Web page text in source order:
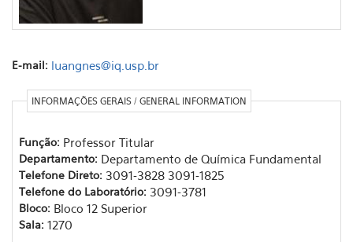
E-mail: luangnes@iq.usp.br
INFORMAÇÕES GERAIS / GENERAL INFORMATION
Função: Professor Titular
Departamento: Departamento de Química Fundamental
Telefone Direto: 3091-3828 3091-1825
Telefone do Laboratório: 3091-3781
Bloco: Bloco 12 Superior
Sala: 1270